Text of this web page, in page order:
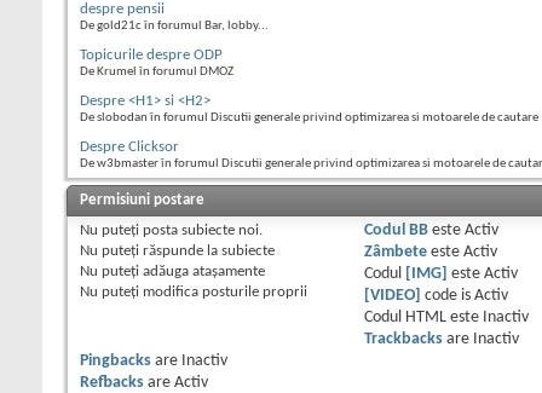
despre pensii
De gold21c în forumul Bar, lobby...
Topicurile despre ODP
De Krumel în forumul DMOZ
Despre <H1> si <H2>
De slobodan în forumul Discutii generale privind optimizarea si motoarele de cautare
Despre Clicksor
De w3bmaster în forumul Discutii generale privind optimizarea si motoarele de
Permisiuni postare
Nu puteţi posta subiecte noi.
Nu puteţi răspunde la subiecte
Nu puteţi adăuga ataşamente
Nu puteţi modifica posturile proprii
Codul BBeste Activ
Zâmbeteeste Activ
Codul
[IMG] este Activ
[VIDEO]
code is Activ
Codul HTML este
Inactiv
Trackbacksare
Inactiv
Pingbacks are
Inactiv
Refbacks are Activ